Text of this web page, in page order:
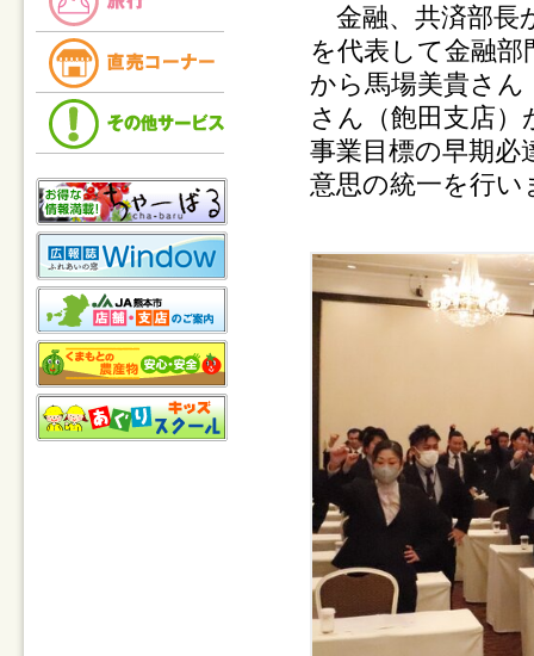
金融、共済部長
を代表して金融部
から馬場美貴さん
さん（飽田支店
事業目標の早期必
意思の統一を行い